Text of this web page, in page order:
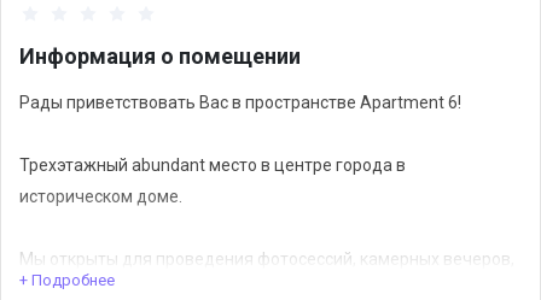
Информация о помещении
Рады приветствовать Вас в пространстве Apartment 6!
Трехэтажный abundant место в центре города в
историческом доме.
Мы открыты для проведения фотосессий, камерных вечеров,
тренингов, воркшопов.
+ Подробнее